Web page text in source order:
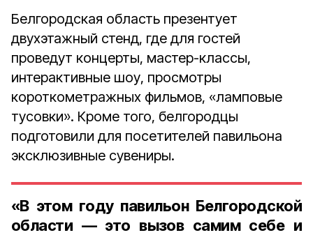
Белгородская область презентует
двухэтажный стенд, где для гостей
проведут концерты, мастер-классы,
интерактивные шоу, просмотры
короткометражных фильмов, «ламповые
тусовки». Кроме того, белгородцы
подготовили для посетителей павильона
эксклюзивные сувениры.
«В этом году павильон Белгородской
области — это вызов самим себе и